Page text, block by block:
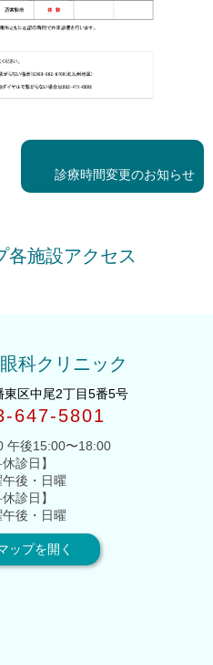
の
投
診療時間変更のお知らせ
各施設アクセス
科クリニック
区中尾2丁目5番5号
647-5801
午後15:00〜18:00
休診日】
後・日曜
休診日】
後・日曜
ップを開く